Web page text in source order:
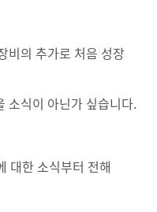
비의 추가로 처음 성장
소식이 아닌가 싶습니다.
대한 소식부터 전해